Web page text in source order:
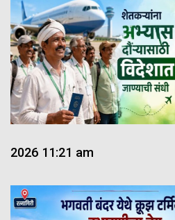
2026 11:21 am